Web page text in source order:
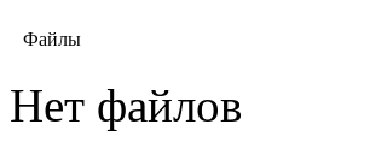
Файлы
Нет файлов